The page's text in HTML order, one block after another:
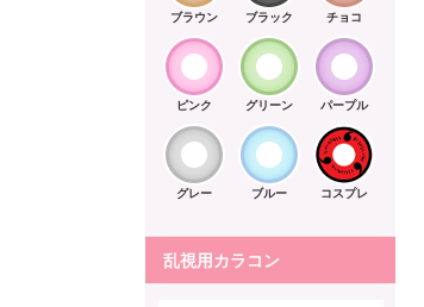
ブラウン ブラック チョコ
ピンク グリーン パープル
グレー ブルー コスプレ
乱視用カラコン